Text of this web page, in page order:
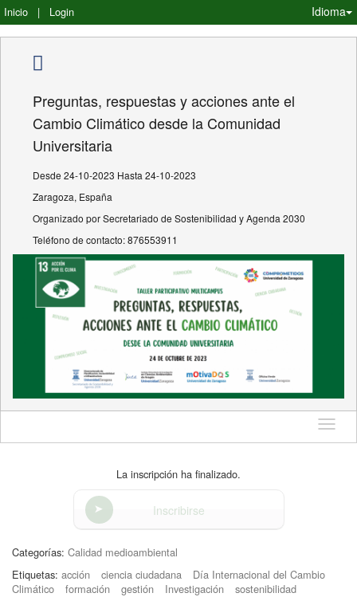
Inicio | Login Idioma
Preguntas, respuestas y acciones ante el
Cambio Climático desde la Comunidad
Universitaria
Desde 24-10-2023 Hasta 24-10-2023
Zaragoza, España
Organizado por Secretariado de Sostenibilidad y Agenda 2030
Teléfono de contacto: 876553911
Idioma
La inscripción ha finalizado.
Inscribirse
Categorías: Calidad medioambiental
Etiquetas: acción ciencia ciudadana
Día Internacional del Cambio
Climático
formación gestión Investigación sostenibilidad